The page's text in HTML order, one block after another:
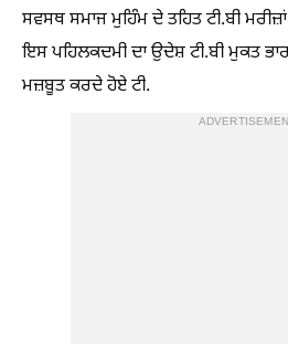
ਸਵਸਥ ਸਮਾਜ ਮੁਹਿੰਮ ਦੇ ਤਹਿਤ ਟੀ.ਬੀ
ਇਸ ਪਹਿਲਕਦਮੀ ਦਾ ਉਦੇਸ਼ ਟੀ.ਬੀ ਮੁਕਤ
ਮਜ਼ਬੂਤ ਕਰਦੇ ਹੋਏ ਟੀ.